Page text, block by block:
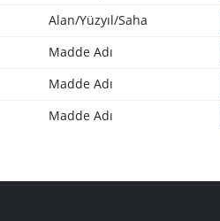
Alan/Yüzyıl/Saha
Madde Adı
Madde Adı
Madde Adı